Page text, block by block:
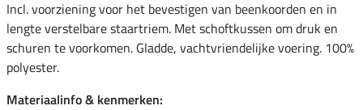
Incl. voorziening voor het bevestigen van beenkoorden en in
lengte verstelbare staartriem. Met schoftkussen om druk en
schuren te voorkomen. Gladde, vachtvriendelijke voering. 100%
polyester.
Materiaalinfo & kenmerken: